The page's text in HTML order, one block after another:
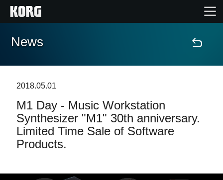
Home
Contenuti
Eventi
News
2018.05.01
M1 Day - Music Workstation
Synthesizer "M1" 30th anniversary.
Limited Time Sale of Software
Products.